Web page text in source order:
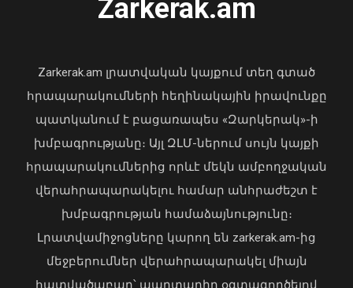
ներկա է գտնվել խաղերի փակման
մեդիափորձագետ (տեսանյութ)
Zarkerak.am
Zarkerak.am լրատվական կայքում տեղ գտած
հրապարակումների հեղինակային իրավունքը
պատկանում է բացառապես «Զարկերակ»-ի
խմբագրությանը։ Այլ ԶԼՄ-ներում սույն կայքի
հրապարակումներից որևէ մեկն ամբողջական
վերահրապարակելու համար անհրաժեշտ է
խմբագրության համաձայնությունը։
Լրատվամիջոցները կարող են zarkerak.am-ից
մեջբերումներ վերահրապարակել միայն
հատվածաբար՝ պարտադիր օգտագործելով